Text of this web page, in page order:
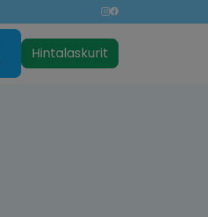
Hintalaskurit